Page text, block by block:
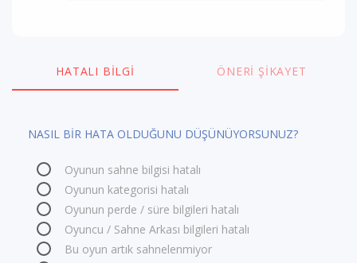
HATALI BILGI ÖNERI ŞIKAYET
NASIL BİR HATA OLDUĞUNU DÜŞÜNÜYORSUNUZ?
Oyunun sahne bilgisi hatalı
Oyunun kategorisi hatalı
Oyunun perde / süre bilgileri hatalı
Oyuncu / Sahne Arkası bilgileri hatalı
Bu oyun artık sahnelenmiyor